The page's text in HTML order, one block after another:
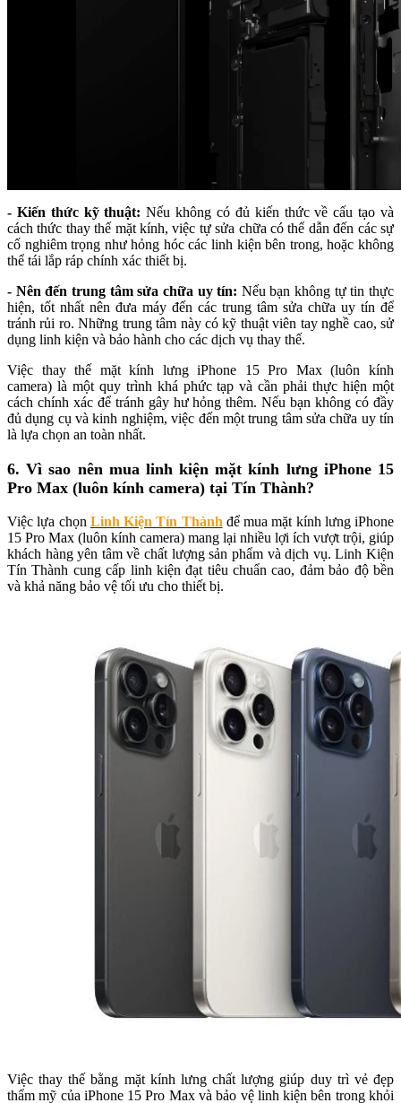
- Kiến thức kỹ thuật: Nếu không có đủ kiến thức về cấu tạo và
cách thức thay thế mặt kính, việc tự sửa chữa có thể dẫn đến các sự
cố nghiêm trọng như hỏng hóc các linh kiện bên trong, hoặc không
thể tái lắp ráp chính xác thiết bị.
- Nên đến trung tâm sửa chữa uy tín: Nếu bạn không tự tin thực
hiện, tốt nhất nên đưa máy đến các trung tâm sửa chữa uy tín để
tránh rủi ro. Những trung tâm này có kỹ thuật viên tay nghề cao, sử
dụng linh kiện và bảo hành cho các dịch vụ thay thế.
Việc thay thế mặt kính lưng iPhone 15 Pro Max (luôn kính
camera) là một quy trình khá phức tạp và cần phải thực hiện một
cách chính xác để tránh gây hư hỏng thêm. Nếu bạn không có đầy
đủ dụng cụ và kinh nghiệm, việc đến một trung tâm sửa chữa uy tín
là lựa chọn an toàn nhất.
6. Vì sao nên mua linh kiện mặt kính lưng iPhone 15
Pro Max (luôn kính camera) tại Tín Thành?
Việc lựa chọn Linh Kiện Tín Thànhđể mua mặt kính lưng iPhone
15 Pro Max (luôn kính camera) mang lại nhiều lợi ích vượt trội, giúp
khách hàng yên tâm về chất lượng sản phẩm và dịch vụ. Linh Kiện
Tín Thành cung cấp linh kiện đạt tiêu chuẩn cao, đảm bảo độ bền
và khả năng bảo vệ tối ưu cho thiết bị.
Việc thay thế bằng mặt kính lưng chất lượng giúp duy trì vẻ đẹp
thẩm mỹ của iPhone 15 Pro Max và bảo vệ linh kiện bên trong khỏi